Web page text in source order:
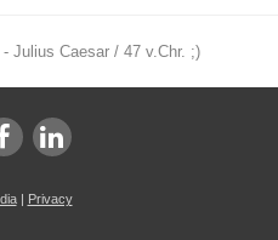
Julius Caesar / 47 v.Chr. ;)
| Privacy